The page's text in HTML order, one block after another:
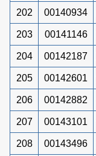
202 00140934
203 00141146
204 00142187
205 00142601
206 00142882
207 00143101
208 00143496